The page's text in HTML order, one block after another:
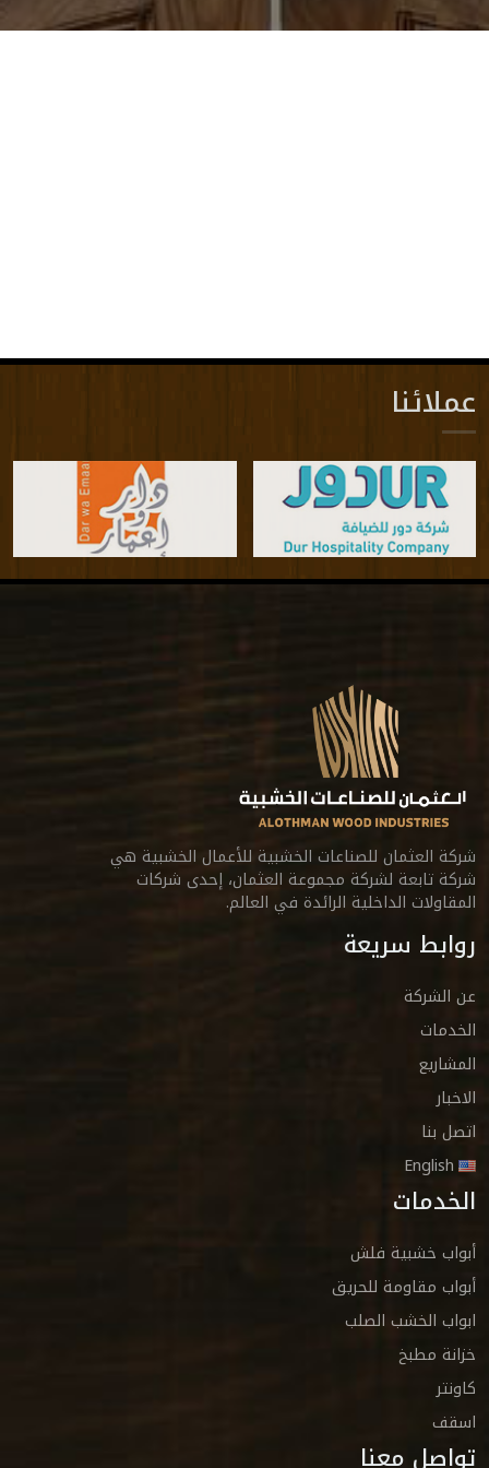
عملائنا
شركة العثمان للصناعات الخشبية للأعمال الخشبية هي
شركة تابعة لشركة مجموعة العثمان، إحدى شركات
المقاولات الداخلية الرائدة في العالم.
روابط سريعة
عن الشركة
الخدمات
المشاريع
الاخبار
اتصل بنا
English
الخدمات
أبواب خشبية فلش
أبواب مقاومة للحريق
ابواب الخشب الصلب
خزانة مطبخ
كاونتر
اسقف
تواصل معنا